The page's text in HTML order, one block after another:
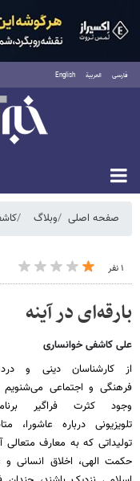
فارسی العربية English
شنبه ۱۷ مرداد ۱۴۰۵
صفحه اصلی وبلاگ
۱ نفر
بارقه‌ای در آینه
علی کاشفی خوانساری
از کارشناسان دینی و
فرهنگی و اجتماعی می‌شنویم
وجود کثرت فراگیر
تلویزیونی درباره عاشورا،
تولیداتی که به معارف متعالی
حکمت الهی، اخلاق انسانی و